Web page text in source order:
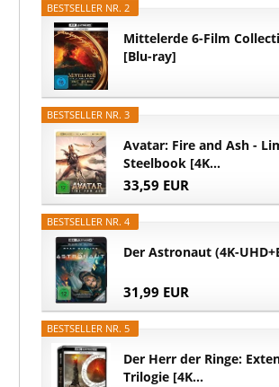
BESTSELLER NR. 2
Mittelerde 6-Film
[Blu-ray]
BESTSELLER NR. 3
Avatar: Fire and Ash -
Steelbook [4K...
33,59 EUR
BESTSELLER NR. 4
Der Astronaut (4K-
31,99 EUR
BESTSELLER NR. 5
Der Herr der Ringe:
Trilogie [4K...